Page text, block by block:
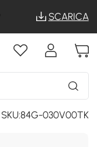
SCARICA
SKU:84G-030V00TK